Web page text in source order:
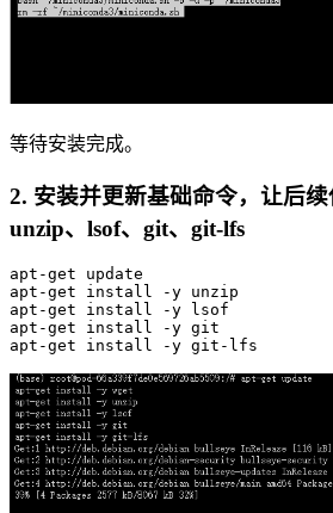
等待安装完成。
2. 安装并更新基础命令，让后续
unzip、lsof、git、git-lfs
apt-get
update
apt-get install -y unzip
apt-get install -y lsof
apt-get install -y git
apt-get